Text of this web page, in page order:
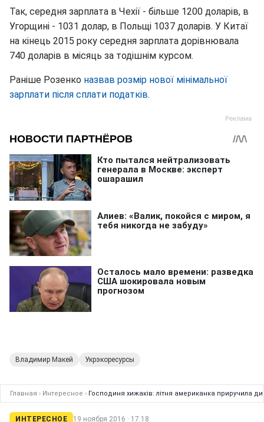
Так, середня зарплата в Чехії - більше 1200 доларів, в
Угорщині - 1031 долар, в Польщі 1037 доларів. У Китаї
на кінець 2015 року середня зарплата дорівнювала
740 доларів в місяць за тодішнім курсом.
Раніше Розенко назвав розмір нової мінімальної
зарплати після сплати податків.
Владимир Макей Укрэкоресурсы
Главная › Интересное › Господиня хижаків: літня американка приручила
ИНТЕРЕСНОЕ 19 ноября 2016 · 17:18